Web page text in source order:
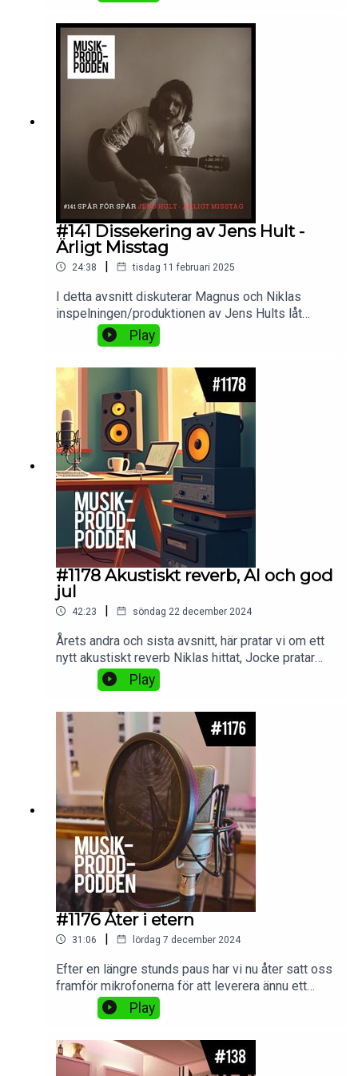
#141 Dissekering av Jens Hult -
Ärligt Misstag
24:38 | tisdag 11 februari 2025
I detta avsnitt diskuterar Magnus och Niklas
inspelningen/produktionen av Jens Hults låt
Ärligt misstag vilken Niklas spelade in i Studio
Skogsbacka. Vi pratar bland annat om hur kul det
instrument låter, samt snackar teknik
såklart!Trevlig lyssning.
Play
#1178 Akustiskt reverb, AI och god
jul
42:23 | söndag 22 december 2024
Årets andra och sista avsnitt, här pratar vi om ett
nytt akustiskt reverb Niklas hittat, Jocke pratar
lite om AI och sin nya M4 Pro-mac. God jul!
Play
#1176 Åter i etern
31:06 | lördag 7 december 2024
Efter en längre stunds paus har vi nu åter satt oss
framför mikrofonerna för att leverera ännu ett
avsnitt av Musikprodd-podden! :)
Play